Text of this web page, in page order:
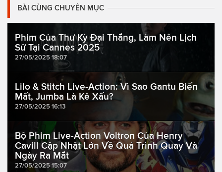
BÀI CÙNG CHUYÊN MỤC
Phim Của Thư Kỳ Đại Thắng, Làm Nên Lịch
Sử Tại Cannes 2025
27/05/2025 18:07
Lilo & Stitch Live-Action: Vì Sao Gantu Biến
Mất, Jumba Là Kẻ Xấu?
27/05/2025 16:13
Bộ Phim Live-Action Voltron Của Henry
Cavill Cập Nhật Lớn Về Quá Trình Quay Và
Ngày Ra Mắt
27/05/2025 15:07